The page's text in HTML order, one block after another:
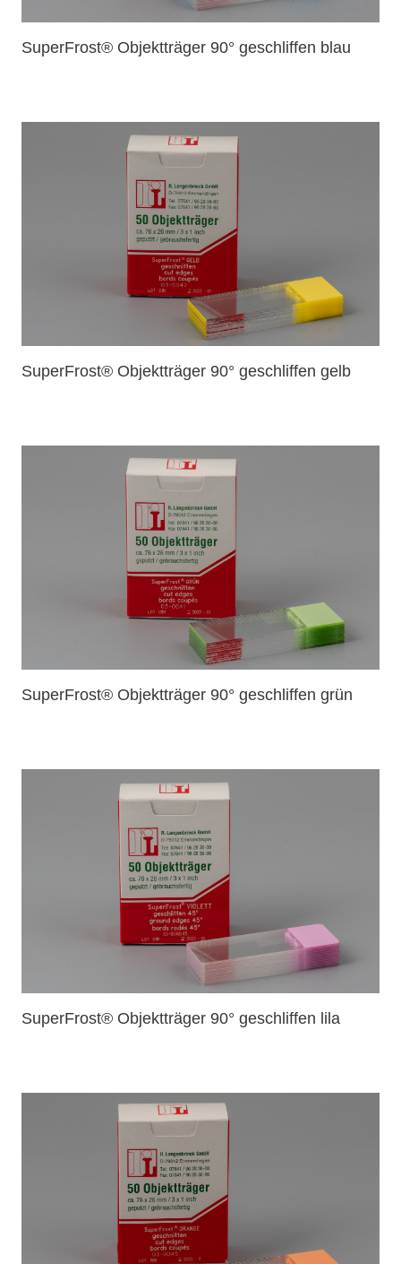
SuperFrost® Objektträger 90° geschliffen blau
SuperFrost® Objektträger 90° geschliffen gelb
SuperFrost® Objektträger 90° geschliffen grün
SuperFrost® Objektträger 90° geschliffen lila